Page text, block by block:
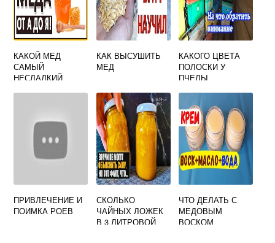
КАКОЙ МЕД
САМЫЙ
НЕСЛАДКИЙ
КАК ВЫСУШИТЬ
МЕД
КАКОГО ЦВЕТА
ПОЛОСКИ У
ПЧЕЛЫ
ПРИВЛЕЧЕНИЕ И
ПОИМКА РОЕВ
СКОЛЬКО
ЧАЙНЫХ ЛОЖЕК
В 3 ЛИТРОВОЙ
ЧТО ДЕЛАТЬ С
МЕДОВЫМ
ВОСКОМ